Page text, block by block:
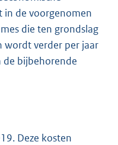
in de voorgenomen
die ten grondslag
wordt verder per jaar
de bijbehorende
Deze kosten